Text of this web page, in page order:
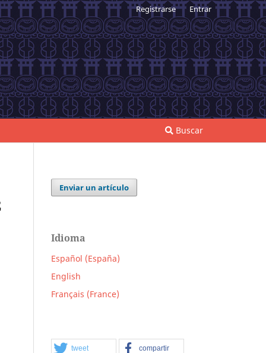
Buscar
Registrarse Entrar
Enviar un artículo
Idioma
Español (España)
English
Français (France)
tweet compartir